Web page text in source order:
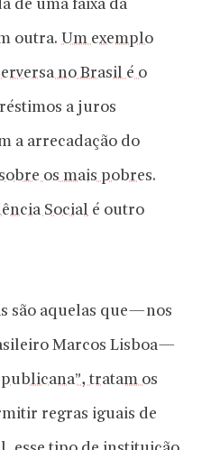
de uma faixa da
outra. Um exemplo
no Brasil é o
a juros
a arrecadação do
os mais pobres.
Social é outro
são aquelas que — nos
Marcos Lisboa —
tratam os
regras iguais de